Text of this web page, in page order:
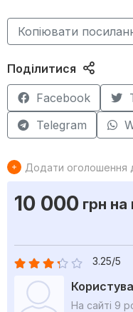
Копіювати
Поділитися
Facebook
Telegram
Додати оголошення
10 000 грн на
3.25/5
На сайті 9